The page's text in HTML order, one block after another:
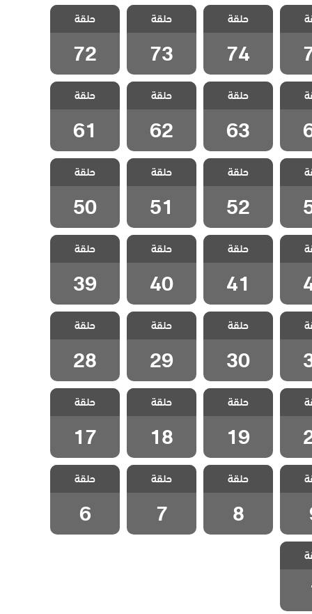
75
مسلسل الفناء
مدبلج الحلقة 74
حلقة
74
مسلسل الفناء
مدبلج الحلقة 73
حلقة
73
مسلسل الفناء
مدبلج الحلقة 72
حلقة
72
64
مسلسل الفناء
مدبلج الحلقة 63
حلقة
63
مسلسل الفناء
مدبلج الحلقة 62
حلقة
62
مسلسل الفناء
مدبلج الحلقة 61
حلقة
61
53
مسلسل الفناء
مدبلج الحلقة 52
حلقة
52
مسلسل الفناء
مدبلج الحلقة 51
حلقة
51
مسلسل الفناء
مدبلج الحلقة 50
حلقة
50
42
مسلسل الفناء
مدبلج الحلقة 41
حلقة
41
مسلسل الفناء
مدبلج الحلقة 40
حلقة
40
مسلسل الفناء
مدبلج الحلقة 39
حلقة
39
31
مسلسل الفناء
مدبلج الحلقة 30
حلقة
30
مسلسل الفناء
مدبلج الحلقة 29
حلقة
29
مسلسل الفناء
مدبلج الحلقة 28
حلقة
28
20
مسلسل الفناء
مدبلج الحلقة 19
حلقة
19
مسلسل الفناء
مدبلج الحلقة 18
حلقة
18
مسلسل الفناء
مدبلج الحلقة 17
حلقة
17
9
مسلسل الفناء
مدبلج الحلقة 8
حلقة
8
مسلسل الفناء
مدبلج الحلقة 7
حلقة
7
مسلسل الفناء
مدبلج الحلقة 6
حلقة
6
1